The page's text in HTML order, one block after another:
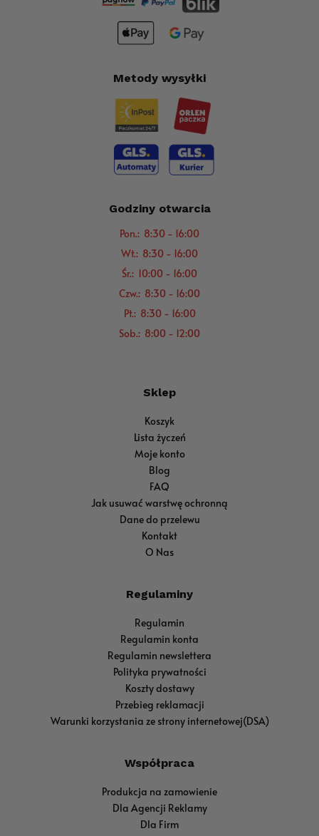
Metody wysyłki
Godziny otwarcia
Pon.: 8:30 - 16:00
Wt.: 8:30 - 16:00
Śr.: 10:00 - 16:00
Czw.: 8:30 - 16:00
Pt.: 8:30 - 16:00
Sob.: 8:00 - 12:00
Sklep
Koszyk
Lista życzeń
Moje konto
Blog
FAQ
Jak usuwać warstwę ochronną
Dane do przelewu
Kontakt
O Nas
Regulaminy
Regulamin
Regulamin konta
Regulamin newslettera
Polityka prywatności
Koszty dostawy
Przebieg reklamacji
Warunki korzystania ze strony internetowej(DSA)
Współpraca
Produkcja na zamowienie
Dla Agencji Reklamy
Dla Firm